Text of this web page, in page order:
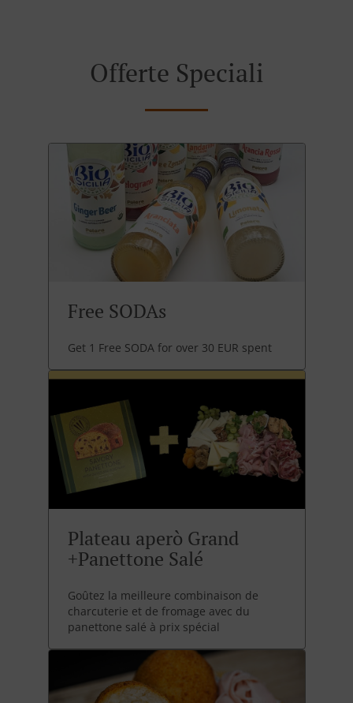
Offerte Speciali
Free SODAs
Get 1 Free SODA for over 30 EUR spent
Plateau aperò Grand
+Panettone Salé
Goûtez la meilleure combinaison de
charcuterie et de fromage avec du
panettone salé à prix spécial